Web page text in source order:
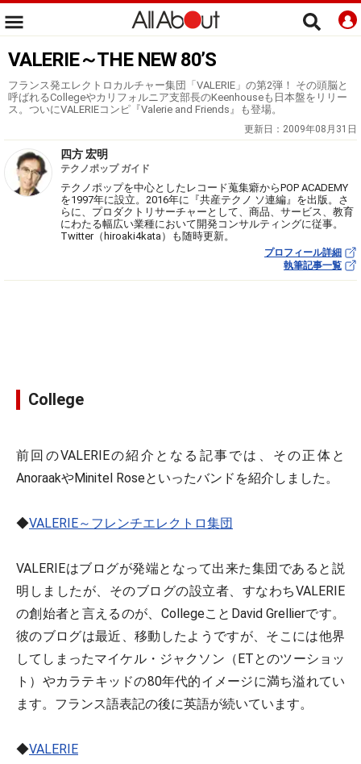
VALERIE～THE NEW 80’S
フランス発エレクトロカルチャー集団「VALERIE」の第2弾！ その頭脳と
呼ばれるCollegeやカリフォルニア支部長のKeenhouseも日本盤をリリー
ス。ついにVALERIEコンピ『Valerie and Friends』も登場。
更新日： 2009年08月31日
四方 宏明
テクノポップ ガイド
テクノポップを中心としたレコード蒐集癖からPOP ACADEMY
を1997年に設立。2016年に『共産テクノ ソ連編』を出版。さ
らに、プロダクトリサーチャーとして、商品、サービス、教育
にわたる幅広い業種において開発コンサルティングに従事。
Twitter（hiroaki4kata）も随時更新。
プロフィール詳細
執筆記事一覧
College
前回のVALERIEの紹介となる記事では、その正体と
AnoraakやMinitel Roseといったバンドを紹介しました。
◆VALERIE～フレンチエレクトロ集団
VALERIEはブログが発端となって出来た集団であると説
明しましたが、そのブログの設立者、すなわちVALERIE
の創始者と言えるのが、CollegeことDavid Grellierです。
彼のブログは最近、移動したようですが、そこには他界
してしまったマイケル・ジャクソン（ETとのツーショッ
ト）やカラテキッドの80年代的イメージに満ち溢れてい
ます。フランス語表記の後に英語が続いています。
◆VALERIE